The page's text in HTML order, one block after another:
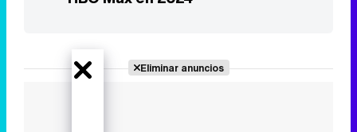
Eliminar anuncios